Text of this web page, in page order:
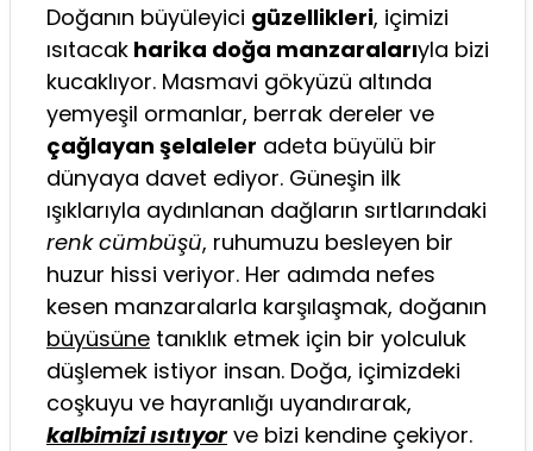
Doğanın büyüleyici güzellikleri, içimizi
ısıtacak harika doğa manzaralarıyla bizi
kucaklıyor. Masmavi gökyüzü altında
yemyeşil ormanlar, berrak dereler ve
çağlayan şelaleler adeta büyülü bir
dünyaya davet ediyor. Güneşin ilk
ışıklarıyla aydınlanan dağların sırtlarındaki
renk cümbüşü, ruhumuzu besleyen bir
huzur hissi veriyor. Her adımda nefes
kesen manzaralarla karşılaşmak, doğanın
büyüsüne tanıklık etmek için bir yolculuk
düşlemek istiyor insan. Doğa, içimizdeki
coşkuyu ve hayranlığı uyandırarak,
kalbimizi ısıtıyorve bizi kendine çekiyor.